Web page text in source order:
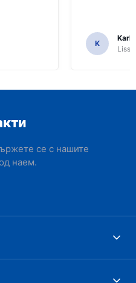
K
Karl
се с нашите
наем.